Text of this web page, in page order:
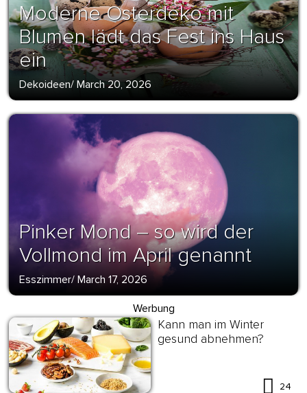
Moderne Osterdeko mit
Blumen lädt das Fest ins Haus
ein
Dekoideen/ March 20, 2026
Pinker Mond – so wird der
Vollmond im April genannt
Esszimmer/ March 17, 2026
Werbung
Kann man im Winter
gesund abnehmen?
24